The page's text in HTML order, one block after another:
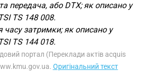
передача, або DTX; як описано у
TS 148 008.
часу затримки; як описано у
TS 144 018.
портал (Переклади актів acquis
Оригінальний текст